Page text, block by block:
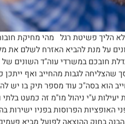
הליך פשיטת רגל מהי מחיקת
על מנת להביא האזרח לשלם את
חובכם במשרדי עוה"ד השונים
שהצליחה לגבות מהחייב ואף
הוא בסה"כ עוד מספר תיק בו יש
יעילות ע"י ניהול מו"מ זה כמעט
האופציות הפרוסות בפניו